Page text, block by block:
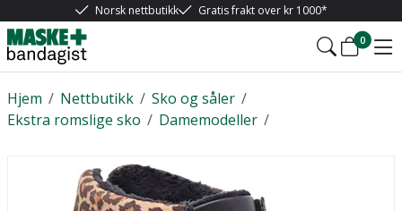
Norsk nettbutikk Gratis frakt over kr 1000*
0
/
Hjem /
Nettbutikk /
Sko og såler
/
Ekstra romslige sko /
Damemodeller